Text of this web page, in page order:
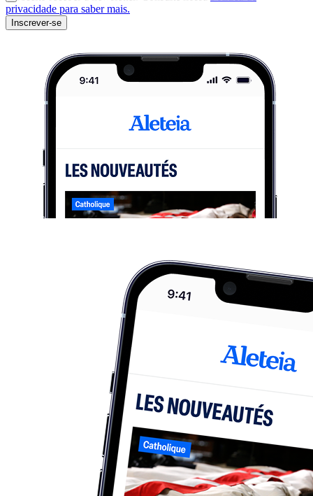
privacidade para saber mais.
Inscrever-se